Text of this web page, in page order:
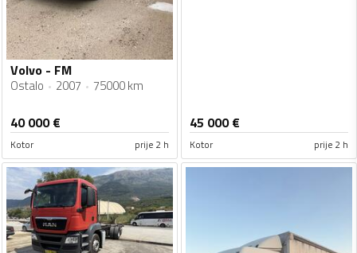
Volvo - FM
Ostalo 2007 75000 km
40 000€
Kotor prije 2 h
45 000€
Kotor prije 2 h